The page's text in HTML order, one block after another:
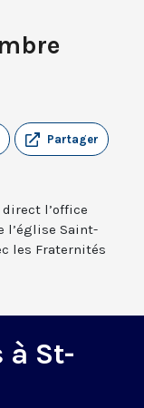
Partager
direct l’office
l’église Saint-
les Fraternités
à St-